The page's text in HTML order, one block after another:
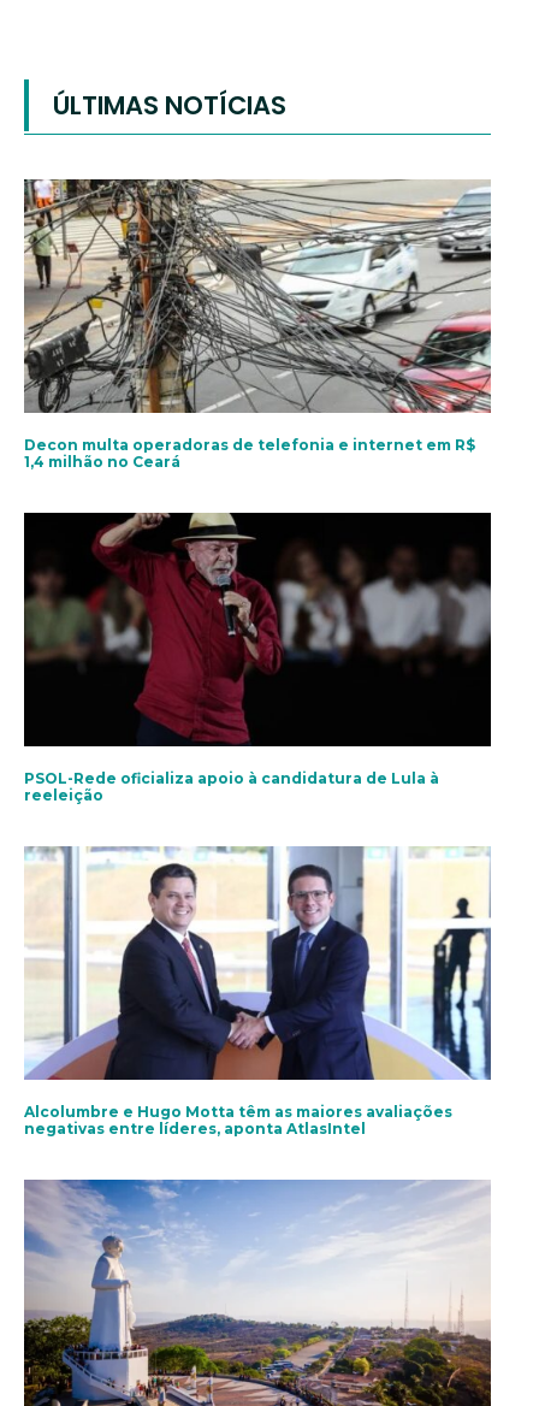
ÚLTIMAS NOTÍCIAS
Decon multa operadoras de telefonia e internet em R$
1,4 milhão no Ceará
PSOL-Rede oficializa apoio à candidatura de Lula à
reeleição
Alcolumbre e Hugo Motta têm as maiores avaliações
negativas entre líderes, aponta AtlasIntel